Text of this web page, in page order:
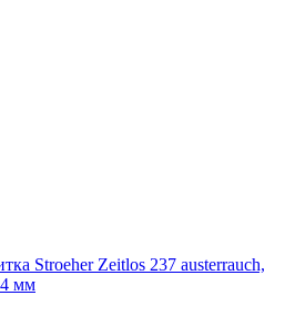
Stroeher Zeitlos 237 austerrauch,
мм